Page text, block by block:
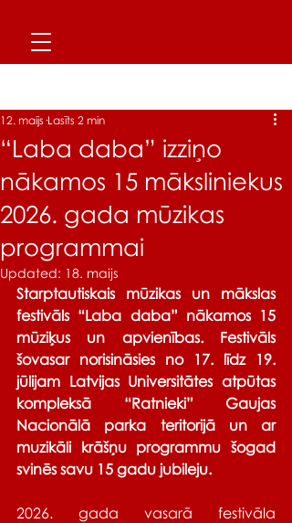
“Laba daba” izziņo
nākamos 15 māksliniekus
2026. gada mūzikas
programmai
12. maijs Lasīts 2 min
Updated: 18. maijs
Starptautiskais mūzikas un mākslas
festivāls “Laba daba” nākamos 15
mūziķus un apvienības. Festivāls
šovasar norisināsies no 17. līdz 19.
jūlijam Latvijas Universitātes atpūtas
kompleksā “Ratnieki” Gaujas
Nacionālā parka teritorijā un ar
muzikāli krāšņu programmu šogad
svinēs savu 15 gadu jubileju.
2026. gada vasarā festivāla